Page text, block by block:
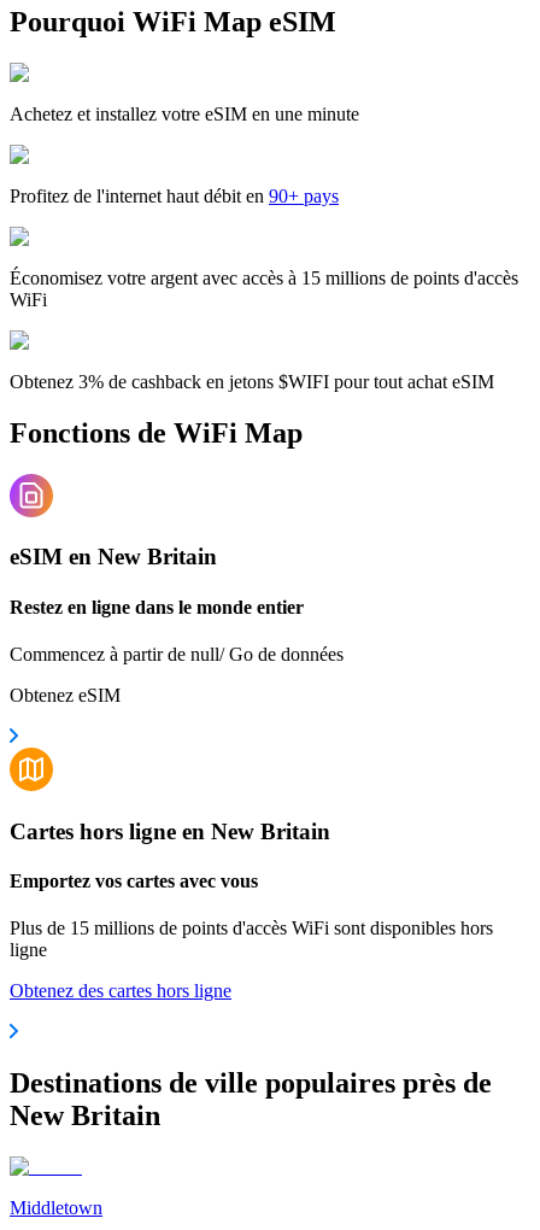
Pourquoi WiFi Map eSIM
Achetez et installez votre eSIM en une minute
Profitez de l'internet haut débit en 90+ pays
Économisez votre argent avec accès à 15 millions de points d'accès
WiFi
Obtenez 3% de cashback en jetons $WIFI pour tout achat eSIM
Fonctions de WiFi Map
eSIM en New Britain
Restez en ligne dans le monde entier
Commencez à partir de null/ Go de données
Obtenez eSIM
Cartes hors ligne en New Britain
Emportez vos cartes avec vous
Plus de 15 millions de points d'accès WiFi sont disponibles hors
ligne
Obtenez des cartes hors ligne
Destinations de ville populaires près de
New Britain
Middletown